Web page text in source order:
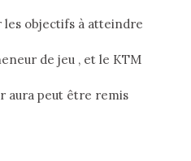
les objectifs à atteindre
de jeu , et le KTM
aura peut être remis